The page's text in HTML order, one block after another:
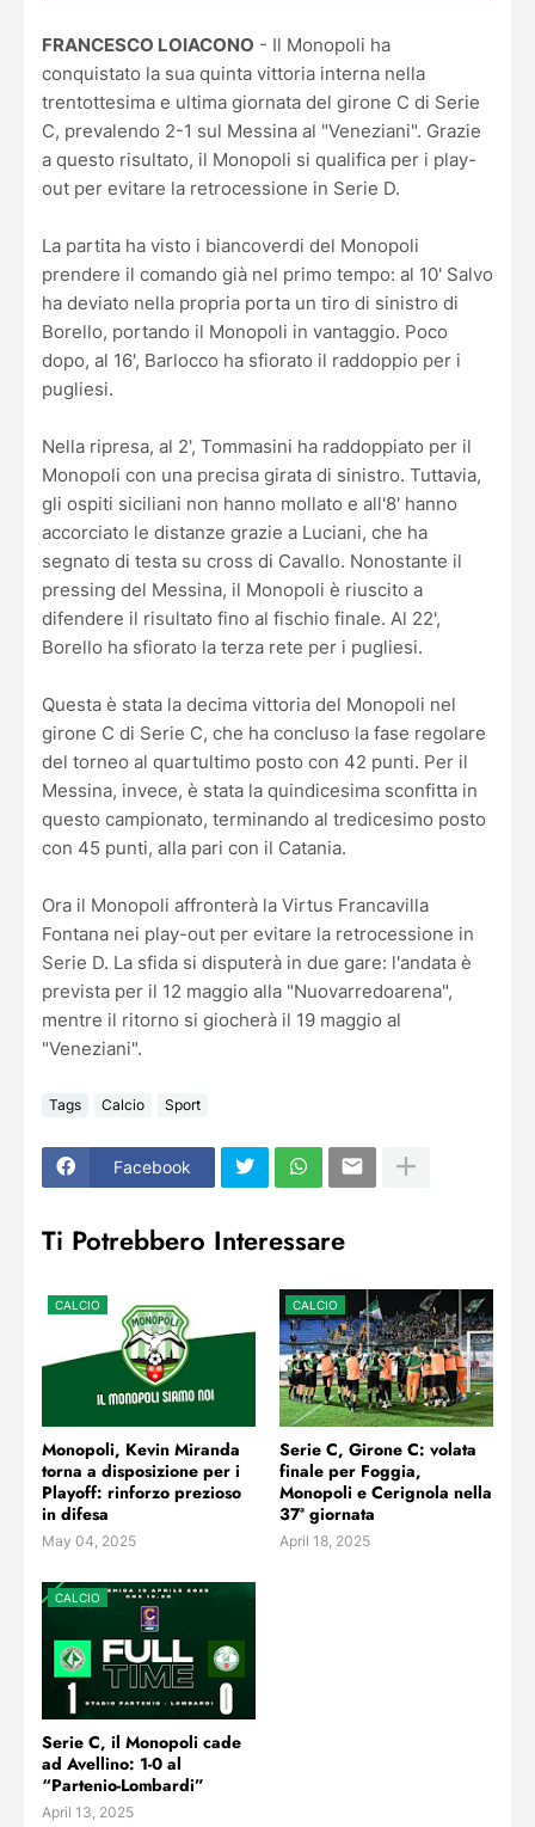
FRANCESCO LOIACONO - Il Monopoli ha
conquistato la sua quinta vittoria interna nella
trentottesima e ultima giornata del girone C di Serie
C, prevalendo 2-1 sul Messina al "Veneziani". Grazie
a questo risultato, il Monopoli si qualifica per i play-
out per evitare la retrocessione in Serie D.
La partita ha visto i biancoverdi del Monopoli
prendere il comando già nel primo tempo: al 10' Salvo
ha deviato nella propria porta un tiro di sinistro di
Borello, portando il Monopoli in vantaggio. Poco
dopo, al 16', Barlocco ha sfiorato il raddoppio per i
pugliesi.
Nella ripresa, al 2', Tommasini ha raddoppiato per il
Monopoli con una precisa girata di sinistro. Tuttavia,
gli ospiti siciliani non hanno mollato e all'8' hanno
accorciato le distanze grazie a Luciani, che ha
segnato di testa su cross di Cavallo. Nonostante il
pressing del Messina, il Monopoli è riuscito a
difendere il risultato fino al fischio finale. Al 22',
Borello ha sfiorato la terza rete per i pugliesi.
Questa è stata la decima vittoria del Monopoli nel
girone C di Serie C, che ha concluso la fase regolare
del torneo al quartultimo posto con 42 punti. Per il
Messina, invece, è stata la quindicesima sconfitta in
questo campionato, terminando al tredicesimo posto
con 45 punti, alla pari con il Catania.
Ora il Monopoli affronterà la Virtus Francavilla
Fontana nei play-out per evitare la retrocessione in
Serie D. La sfida si disputerà in due gare: l'andata è
prevista per il 12 maggio alla "Nuovarredoarena",
mentre il ritorno si giocherà il 19 maggio al
"Veneziani".
Tags Calcio Sport
Facebook
Ti Potrebbero Interessare
CALCIO
Monopoli, Kevin Miranda
torna a disposizione per i
Playoff: rinforzo prezioso
in difesa
May 04, 2025
CALCIO
Serie C, Girone C: volata
finale per Foggia,
Monopoli e Cerignola nella
37ª giornata
April 18, 2025
CALCIO
Serie C, il Monopoli cade
ad Avellino: 1-0 al
“Partenio-Lombardi”
April 13, 2025